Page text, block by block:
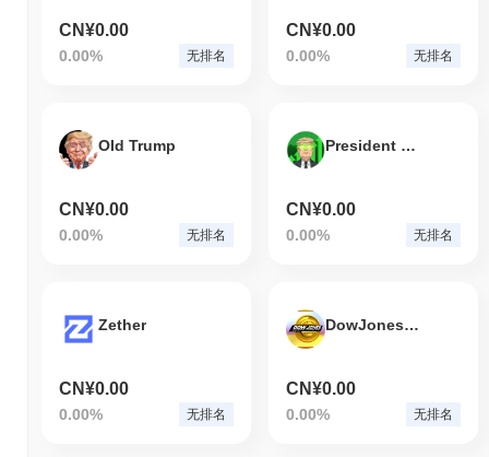
CN¥0.00
0.00% 无排名
CN¥0.00
0.00% 无排名
Old Trump
CN¥0.00
0.00% 无排名
President Trump
CN¥0.00
0.00% 无排名
Zether
CN¥0.00
0.00% 无排名
DowJones6900
CN¥0.00
0.00% 无排名